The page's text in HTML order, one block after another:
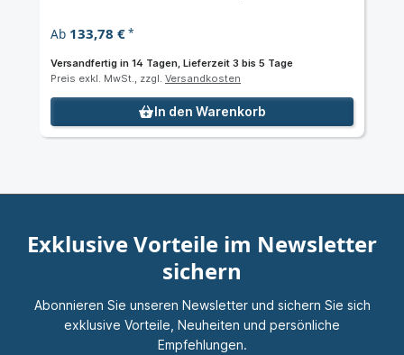
Ab 133,78 €*
Versandfertig in 14 Tagen, Lieferzeit 3 bis 5 Tage
Preis exkl. MwSt., zzgl. Versandkosten
In den Warenkorb
Exklusive Vorteile im Newsletter
sichern
Abonnieren Sie unseren Newsletter und sichern Sie sich
exklusive Vorteile, Neuheiten und persönliche
Empfehlungen.